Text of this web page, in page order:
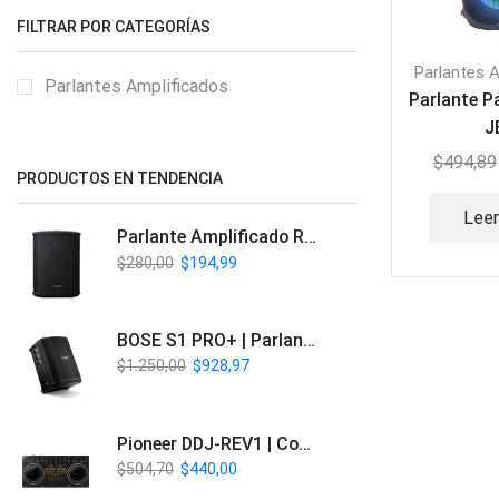
Parlantes
Parlante
$494,89
FILTRAR POR CATEGORÍAS
Parlantes Amplificados
PRODUCTOS EN TENDENCIA
Parlante Amplificado Recargable BT | Italy Audio ITL-PRO11
$280,00 $194,99
BOSE S1 PRO+ | Parlante Profesional PA Inalámbrico
$1.250,00 $928,97
Pioneer DDJ-REV1 | Controlador DJ de 2 canales estilo Scratch
$504,70 $440,00